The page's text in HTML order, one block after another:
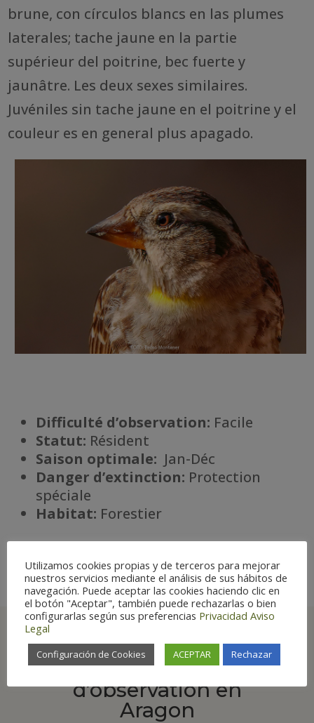
brune, con círculos blancs en las plumes
laterales; tache jaune en la partie
supérieur del poitrine, bec fuerte y
jaunâtre. Les deux sexes similaires.
Juvéniles sin tache jaune en el poitrine y el
couleur es en general plus apagado.
Difficulté d’observation: Facile
Statut: Résident
Saison optimale: Jan-Déc
Danger d’extinction: Protection
spéciale
Habitat: Forestier
Principaux lieux
d’observation en
Aragon
Utilizamos cookies propias y de terceros para mejorar
nuestros servicios mediante el análisis de sus hábitos de
navegación. Puede aceptar las cookies haciendo clic en
el botón "Aceptar", también puede rechazarlas o bien
configurarlas según sus preferencias Privacidad Aviso
Legal
Configuración de Cookies ACEPTAR Rechazar